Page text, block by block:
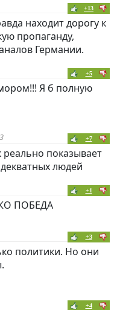
+13
находит дорогу к
пропаганду,
Германии.
+5
Я б полную
+7
показывает
людей
+1
ПОБЕДА
+3
политики. Но они
+4